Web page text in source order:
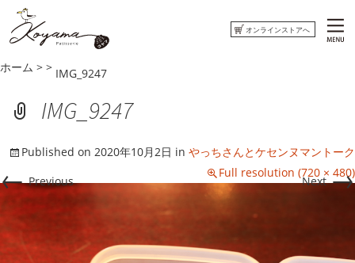
ホーム > > IMG_9247
IMG_9247
Published on 2020年10月2日 in やっちさんとケセンヌマントーク
Full resolution (720 × 480)
←Previous Next→
オンラインストアへ
ホーム
コヤマ菓子店について
おしらせ
ウミネコまがじん
はまぐりもなかくっきー